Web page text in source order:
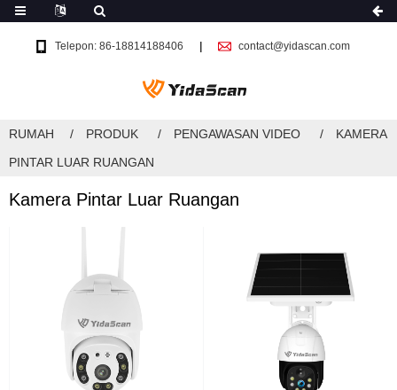
Telepon: 86-18814188406 contact@yidascan.com
RUMAH PRODUK PENGAWASAN VIDEO
KAMERA
PINTAR LUAR RUANGAN
Kamera Pintar Luar Ruangan